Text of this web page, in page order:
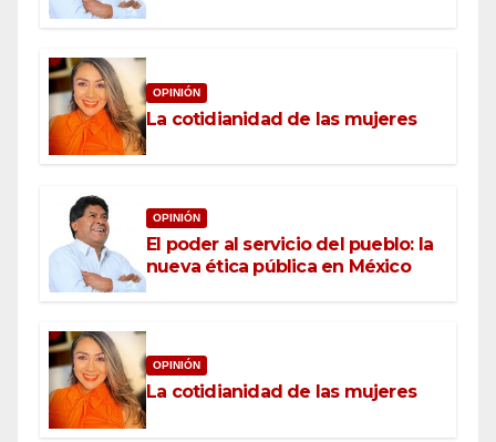
OPINIÓN
La cotidianidad de las mujeres
OPINIÓN
El poder al servicio del pueblo: la
nueva ética pública en México
OPINIÓN
La cotidianidad de las mujeres